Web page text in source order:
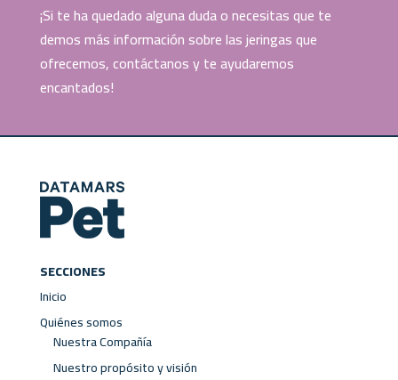
¡Si te ha quedado alguna duda o necesitas que te
demos más información sobre las jeringas que
ofrecemos, contáctanos y te ayudaremos
encantados!
SECCIONES
Inicio
Quiénes somos
Nuestra Compañía
Nuestro propósito y visión